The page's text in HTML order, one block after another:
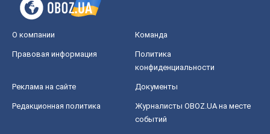
О компании Команда
Правовая информация
Политика
конфиденциальности
Реклама на сайте Документы
Редакционная политика
Журналисты OBOZ.UA на месте
событий